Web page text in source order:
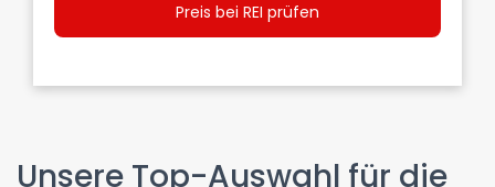
Preis bei REI prüfen
Unsere Top-Auswahl für die